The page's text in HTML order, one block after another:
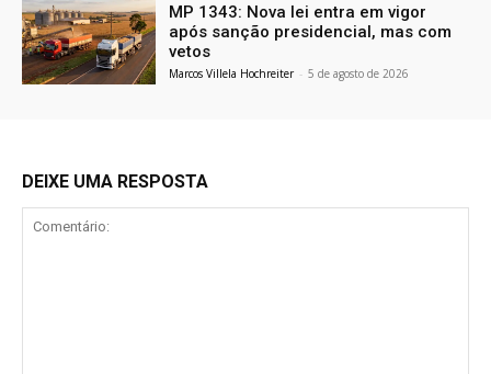
MP 1343: Nova lei entra em vigor
após sanção presidencial, mas com
vetos
Marcos Villela Hochreiter - 5 de agosto de 2026
DEIXE UMA RESPOSTA